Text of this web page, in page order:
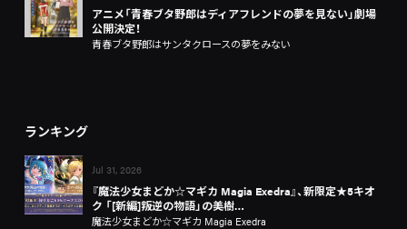
アニメ「青春ブタ野郎はディアフレンドの夢を見ない」劇場
公開決定！
青春ブタ野郎はサンタクロースの夢をみない
ランキング
Jul 31, 2026
『魔法少女まどか☆マギカ Magia Exedra』、新限定★5キオ
ク 「[新編]叛逆の物語」の美樹…
魔法少女まどか☆マギカ Magia Exedra